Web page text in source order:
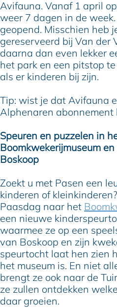
Avifauna. Vanaf 1 april
weer 7 dagen in de
geopend. Misschien heb
gereserveerd bij Van der
daarna dan even lekker
het park en een pitstop
als er kinderen bij zijn.
Tip: wist je dat Avifauna
Alphenaren abonnement
Speuren en puzzelen in
Boomkwekerijmuseum
Boskoop
Zoekt u met Pasen een
kinderen of
Paasdag naar het
een nieuwe
waarmee ze op een
van Boskoop en zijn
speurtocht laat hen zien
het museum is. En niet
brengt ze ook naar de
ze zullen ontdekken
daar groeien.